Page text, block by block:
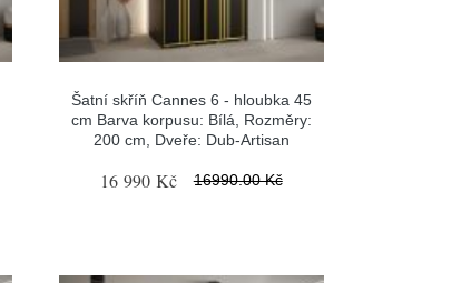
Šatní skříň Cannes 6 - hloubka 45
cm Barva korpusu: Bílá, Rozměry:
200 cm, Dveře: Dub-Artisan
16 990 Kč 16990.00 Kč